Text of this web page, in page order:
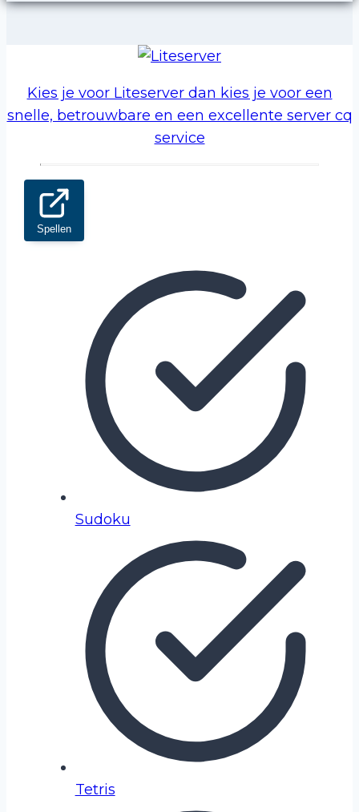
Kies je voor Liteserver dan kies je voor een
snelle, betrouwbare en een excellente server cq
service
Spellen
Sudoku
Tetris